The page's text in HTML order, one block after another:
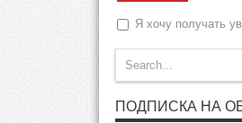
Я хочу получать
ПОДПИСКА НА